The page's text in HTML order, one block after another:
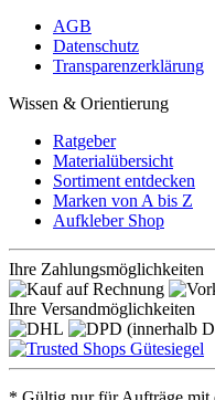
AGB
Datenschutz
Transparenzerklärung
Wissen & Orientierung
Ratgeber
Materialübersicht
Sortiment entdecken
Marken von A bis Z
Aufkleber Shop
Ihre Zahlungsmöglichkeiten
Ihre Versandmöglichkeiten